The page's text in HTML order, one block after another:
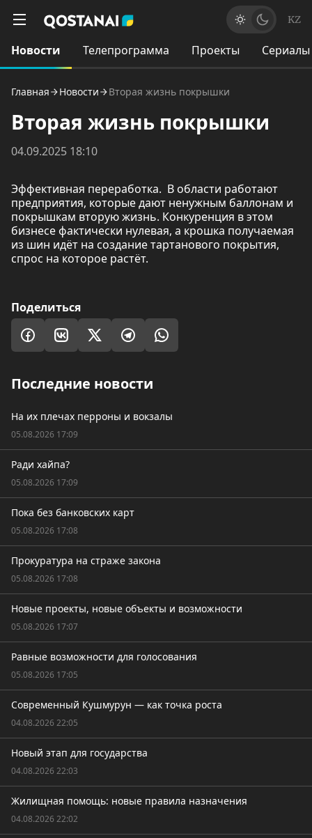
KZ
Новости Телепрограмма Проекты Сериалы
Главная Новости Вторая жизнь покрышки
Вторая жизнь покрышки
04.09.2025 18:10
Эффективная переработка. В области работают
предприятия, которые дают ненужным баллонам и
покрышкам вторую жизнь. Конкуренция в этом
бизнесе фактически нулевая, а крошка получаемая
из шин идёт на создание тартанового покрытия,
спрос на которое растёт.
Поделиться
Последние новости
На их плечах перроны и вокзалы
05.08.2026 17:09
Ради хайпа?
05.08.2026 17:09
Пока без банковских карт
05.08.2026 17:08
Прокуратура на страже закона
05.08.2026 17:08
Новые проекты, новые объекты и возможности
05.08.2026 17:07
Равные возможности для голосования
05.08.2026 17:05
Современный Кушмурун — как точка роста
04.08.2026 22:05
Новый этап для государства
04.08.2026 22:03
Жилищная помощь: новые правила назначения
04.08.2026 22:02